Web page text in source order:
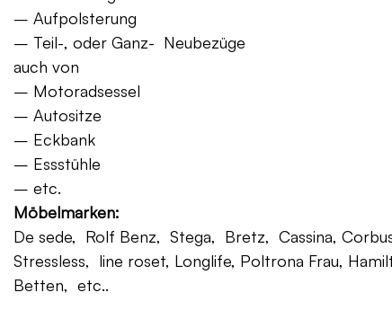
– Aufpolsterung
– Teil-, oder Ganz- Neubezüge
auch von
– Motoradsessel
– Autositze
– Eckbank
– Essstühle
– etc.
Möbelmarken:
De sede, Rolf Benz, Stega, Bretz, Cassina,
Stressless, line roset, Longlife, Poltrona Frau,
Betten, etc..